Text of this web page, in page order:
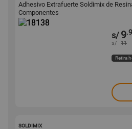
Adhesivo Extrafuerte Soldimix de
Componentes
s/ 9
s/ 11
Retira
SOLDIMIX